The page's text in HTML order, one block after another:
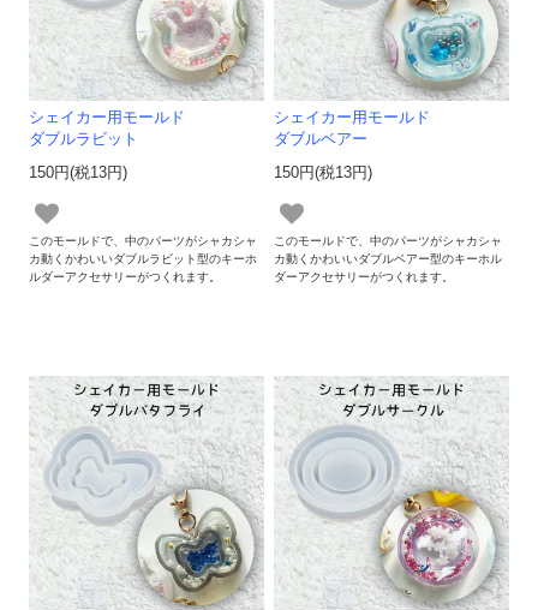
シェイカー用モールド
ダブルラビット
150円(税13円)
このモールドで、中のパーツがシャカシャ
カ動くかわいいダブルラビット型のキーホ
ルダーアクセサリーがつくれます。
シェイカー用モールド
ダブルベアー
150円(税13円)
このモールドで、中のパーツがシャカシャ
カ動くかわいいダブルベアー型のキーホル
ダーアクセサリーがつくれます。